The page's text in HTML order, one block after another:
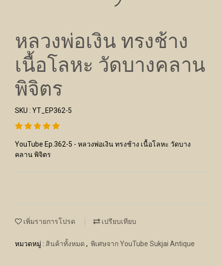
หลวงพ่อเงิน ทรงช้าง
เนื้อโลหะ วัดบางคลาน
พิจิตร
SKU : YT_EP362-5
YouTube Ep.362-5 - หลวงพ่อเงิน ทรงช้าง เนื้อโลหะ วัดบาง
คลาน พิจิตร
เพิ่มรายการโปรด เปรียบเทียบ
หมวดหมู่ : สินค้าทั้งหมด , พิเศษจาก YouTube Sukjai Antique